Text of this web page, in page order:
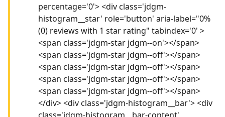
percentage='0'> <div class='jdgm-
histogram__star' role='button' aria-label="0%
(0) reviews with 1 star rating" tabindex='0' >
<span class='jdgm-star jdgm--on'></span>
<span class='jdgm-star jdgm--off'></span>
<span class='jdgm-star jdgm--off'></span>
<span class='jdgm-star jdgm--off'></span>
<span class='jdgm-star jdgm--off'></span>
</div> <div class='jdgm-histogram__bar'> <div